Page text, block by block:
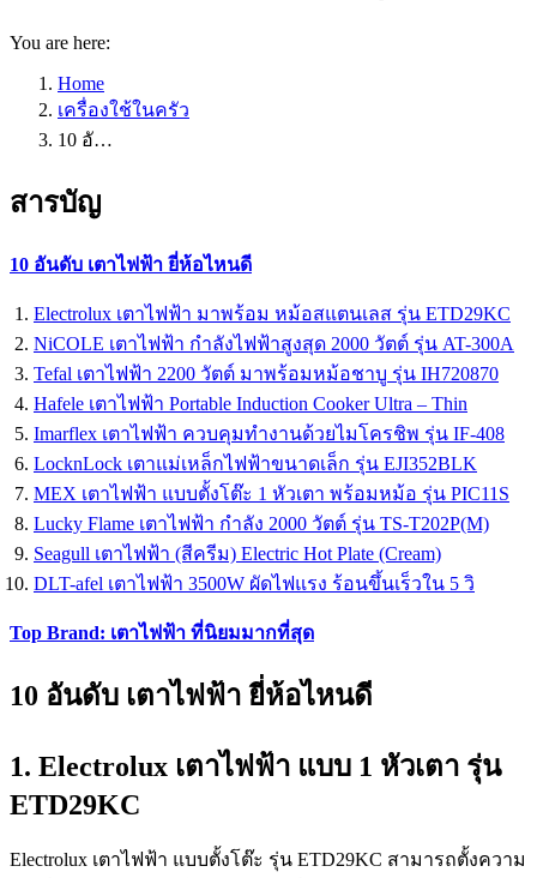
You are here:
Home
เครื่องใช้ในครัว
10 อั…
สารบัญ
10 อันดับ เตาไฟฟ้า ยี่ห้อไหนดี
Electrolux เตาไฟฟ้า มาพร้อม หม้อสแตนเลส รุ่น ETD29KC
NiCOLE เตาไฟฟ้า กำลังไฟฟ้าสูงสุด 2000 วัตต์ รุ่น AT-300A
Tefal เตาไฟฟ้า 2200 วัตต์ มาพร้อมหม้อชาบู รุ่น IH720870
Hafele เตาไฟฟ้า Portable Induction Cooker Ultra – Thin
Imarflex เตาไฟฟ้า ควบคุมทำงานด้วยไมโครชิพ รุ่น IF-408
LocknLock เตาแม่เหล็กไฟฟ้าขนาดเล็ก รุ่น EJI352BLK
MEX เตาไฟฟ้า แบบตั้งโต๊ะ 1 หัวเตา พร้อมหม้อ รุ่น PIC11S
Lucky Flame เตาไฟฟ้า กำลัง 2000 วัตต์ รุ่น TS-T202P(M)
Seagull เตาไฟฟ้า (สีครีม) Electric Hot Plate (Cream)
DLT-afel เตาไฟฟ้า 3500W ผัดไฟแรง ร้อนขึ้นเร็วใน 5 วิ
Top Brand: เตาไฟฟ้า ที่นิยมมากที่สุด
10 อันดับ เตาไฟฟ้า ยี่ห้อไหนดี
1. Electrolux เตาไฟฟ้า แบบ 1 หัวเตา รุ่น
ETD29KC
Electrolux เตาไฟฟ้า แบบตั้งโต๊ะ รุ่น ETD29KC สามารถตั้งความ